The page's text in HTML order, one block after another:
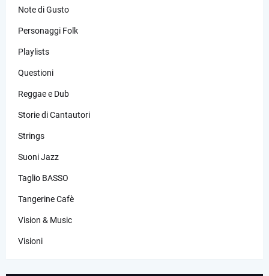
Note di Gusto
Personaggi Folk
Playlists
Questioni
Reggae e Dub
Storie di Cantautori
Strings
Suoni Jazz
Taglio BASSO
Tangerine Cafè
Vision & Music
Visioni